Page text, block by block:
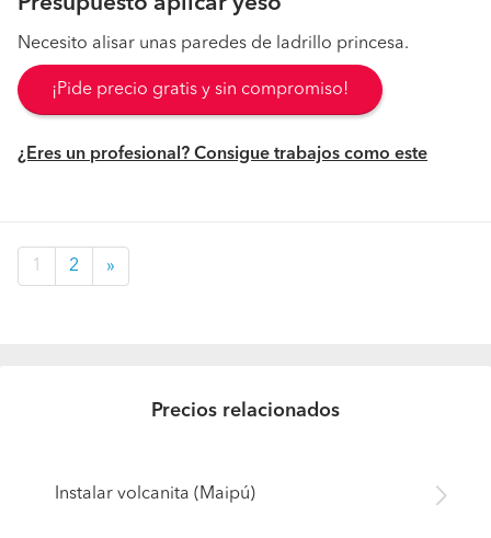
Necesito alisar unas paredes de ladrillo princesa.
¡Pide precio gratis y sin compromiso!
¿Eres un profesional? Consigue trabajos como este
1 2 »
Precios relacionados
Instalar volcanita (Maipú)